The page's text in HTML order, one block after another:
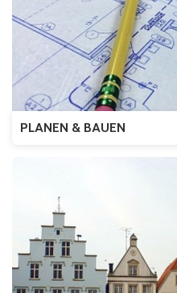
PLANEN & BAUEN